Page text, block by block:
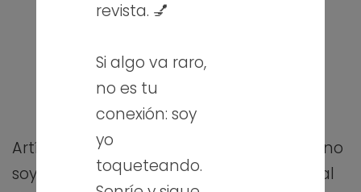
Artículo de marzo de la sección: «Sin TIC no
soy n@d@», de laRevista Digital
del portal
revista. 💅
Si algo va raro,
no es tu
conexión: soy
yo
toqueteando.